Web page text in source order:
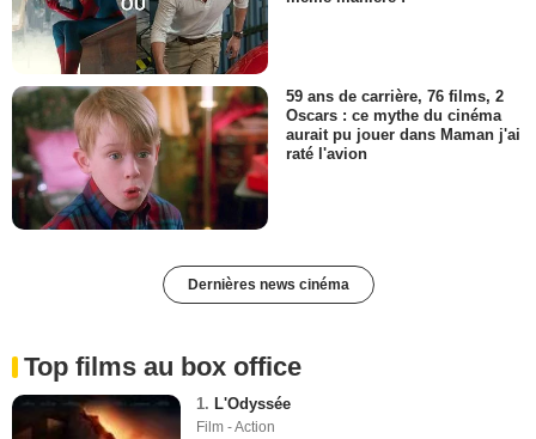
59 ans de carrière, 76 films, 2
Oscars : ce mythe du cinéma
aurait pu jouer dans Maman j'ai
raté l'avion
Dernières news cinéma
Top films au box office
1. L'Odyssée
Film - Action